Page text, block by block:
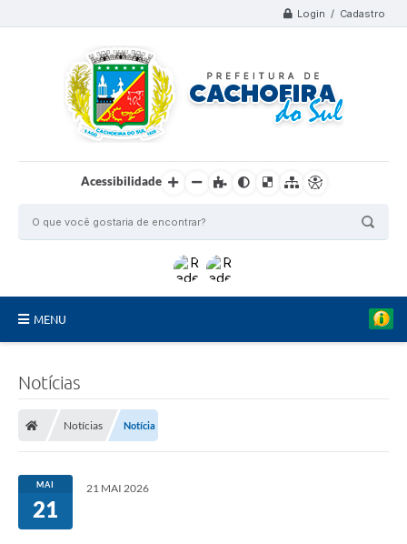
Login / Cadastro
Acessibilidade
MENU
Conselhos Municipais
Serviços on-line
Notícias
Notícias Notícia
MAI
21
21 MAI 2026